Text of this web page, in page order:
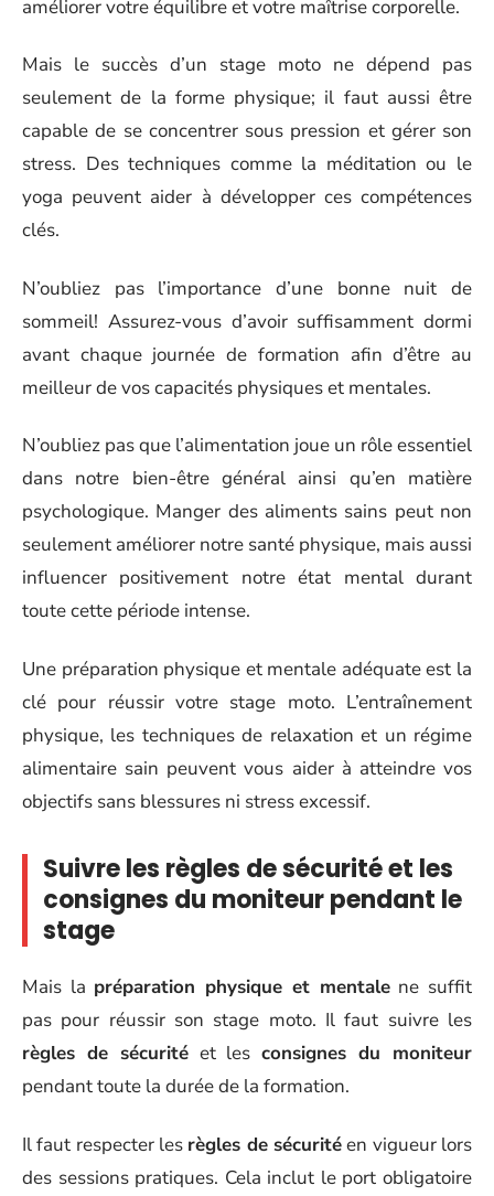
améliorer votre équilibre et votre maîtrise corporelle.
Mais le succès d’un stage moto ne dépend pas
seulement de la forme physique; il faut aussi être
capable de se concentrer sous pression et gérer son
stress. Des techniques comme la méditation ou le
yoga peuvent aider à développer ces compétences
clés.
N’oubliez pas l’importance d’une bonne nuit de
sommeil! Assurez-vous d’avoir suffisamment dormi
avant chaque journée de formation afin d’être au
meilleur de vos capacités physiques et mentales.
N’oubliez pas que l’alimentation joue un rôle essentiel
dans notre bien-être général ainsi qu’en matière
psychologique. Manger des aliments sains peut non
seulement améliorer notre santé physique, mais aussi
influencer positivement notre état mental durant
toute cette période intense.
Une préparation physique et mentale adéquate est la
clé pour réussir votre stage moto. L’entraînement
physique, les techniques de relaxation et un régime
alimentaire sain peuvent vous aider à atteindre vos
objectifs sans blessures ni stress excessif.
Suivre les règles de sécurité et les
consignes du moniteur pendant le
stage
Mais la préparation physique et mentalene suffit
pas pour réussir son stage moto. Il faut suivre les
règles de sécuritéet lesconsignes du moniteur
pendant toute la durée de la formation.
Il faut respecter les règles de sécuritéen vigueur lors
des sessions pratiques. Cela inclut le port obligatoire